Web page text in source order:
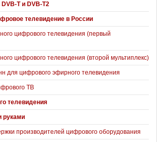
T и DVB-T2
телевидение в России
цифрового телевидения (первый
цифрового телевидения (второй мультиплекс)
для цифрового эфирного телевидения
ТВ
телевидения
руками
производителей цифрового оборудования